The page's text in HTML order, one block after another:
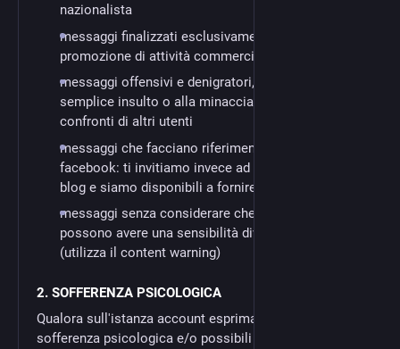
nazionalista
messaggi finalizzati esclusivamente alla
promozione di attività commerciali
messaggi offensivi e denigratori, finalizzati al
semplice insulto o alla minaccia personale nei
confronti di altri utenti
messaggi che facciano riferimento a contenuti di
facebook: ti invitiamo invece ad aprire anche un
blog e siamo disponibili a fornire supporto
messaggi senza considerare che gli utenti
possono avere una sensibilità diversa dalla tua
(utilizza il content warning)
2. SOFFERENZA PSICOLOGICA
Qualora sull'istanza account esprimano situazioni di
sofferenza psicologica e/o possibili azioni auto/etero